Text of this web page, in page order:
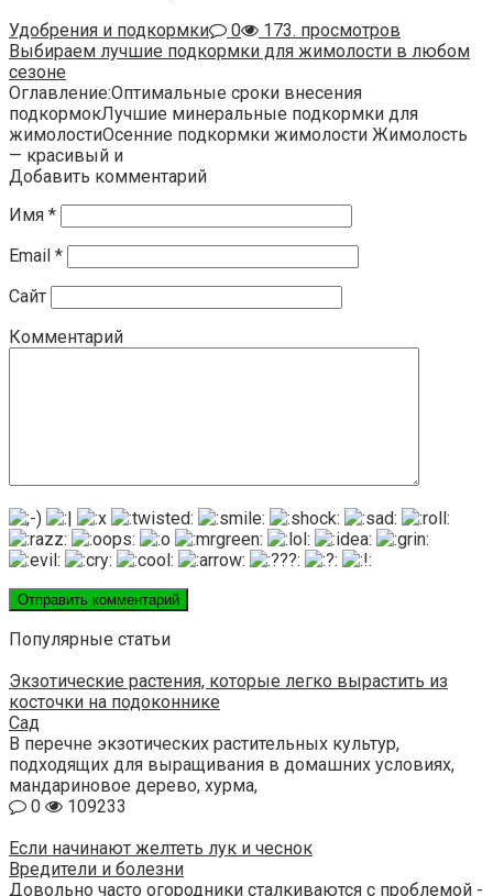
Удобрения и подкормки
0
173. просмотров
Выбираем лучшие подкормки для жимолости в любом
сезоне
Оглавление:Оптимальные сроки внесения
подкормокЛучшие минеральные подкормки для
жимолостиОсенние подкормки жимолости Жимолость
— красивый и
Добавить комментарий
Имя *
Email *
Сайт
Комментарий
Популярные статьи
Экзотические растения, которые легко вырастить из
косточки на подоконнике
Сад
В перечне экзотических растительных культур,
подходящих для выращивания в домашних условиях,
мандариновое дерево, хурма,
0
109233
Если начинают желтеть лук и чеснок
Вредители и болезни
Довольно часто огородники сталкиваются с проблемой -